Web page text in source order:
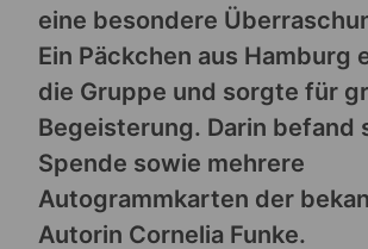
eine besondere
Ein Päckchen aus Hamburg
die Gruppe und sorgte für
Begeisterung. Darin befand
Spende sowie mehrere
Autogrammkarten der
Autorin Cornelia Funke.